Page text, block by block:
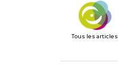
Tous les articles